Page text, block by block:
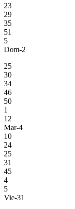
23
29
35
51
5
Dom-2
25
30
34
46
50
1
12
Mar-4
10
24
25
31
45
4
5
Vie-31